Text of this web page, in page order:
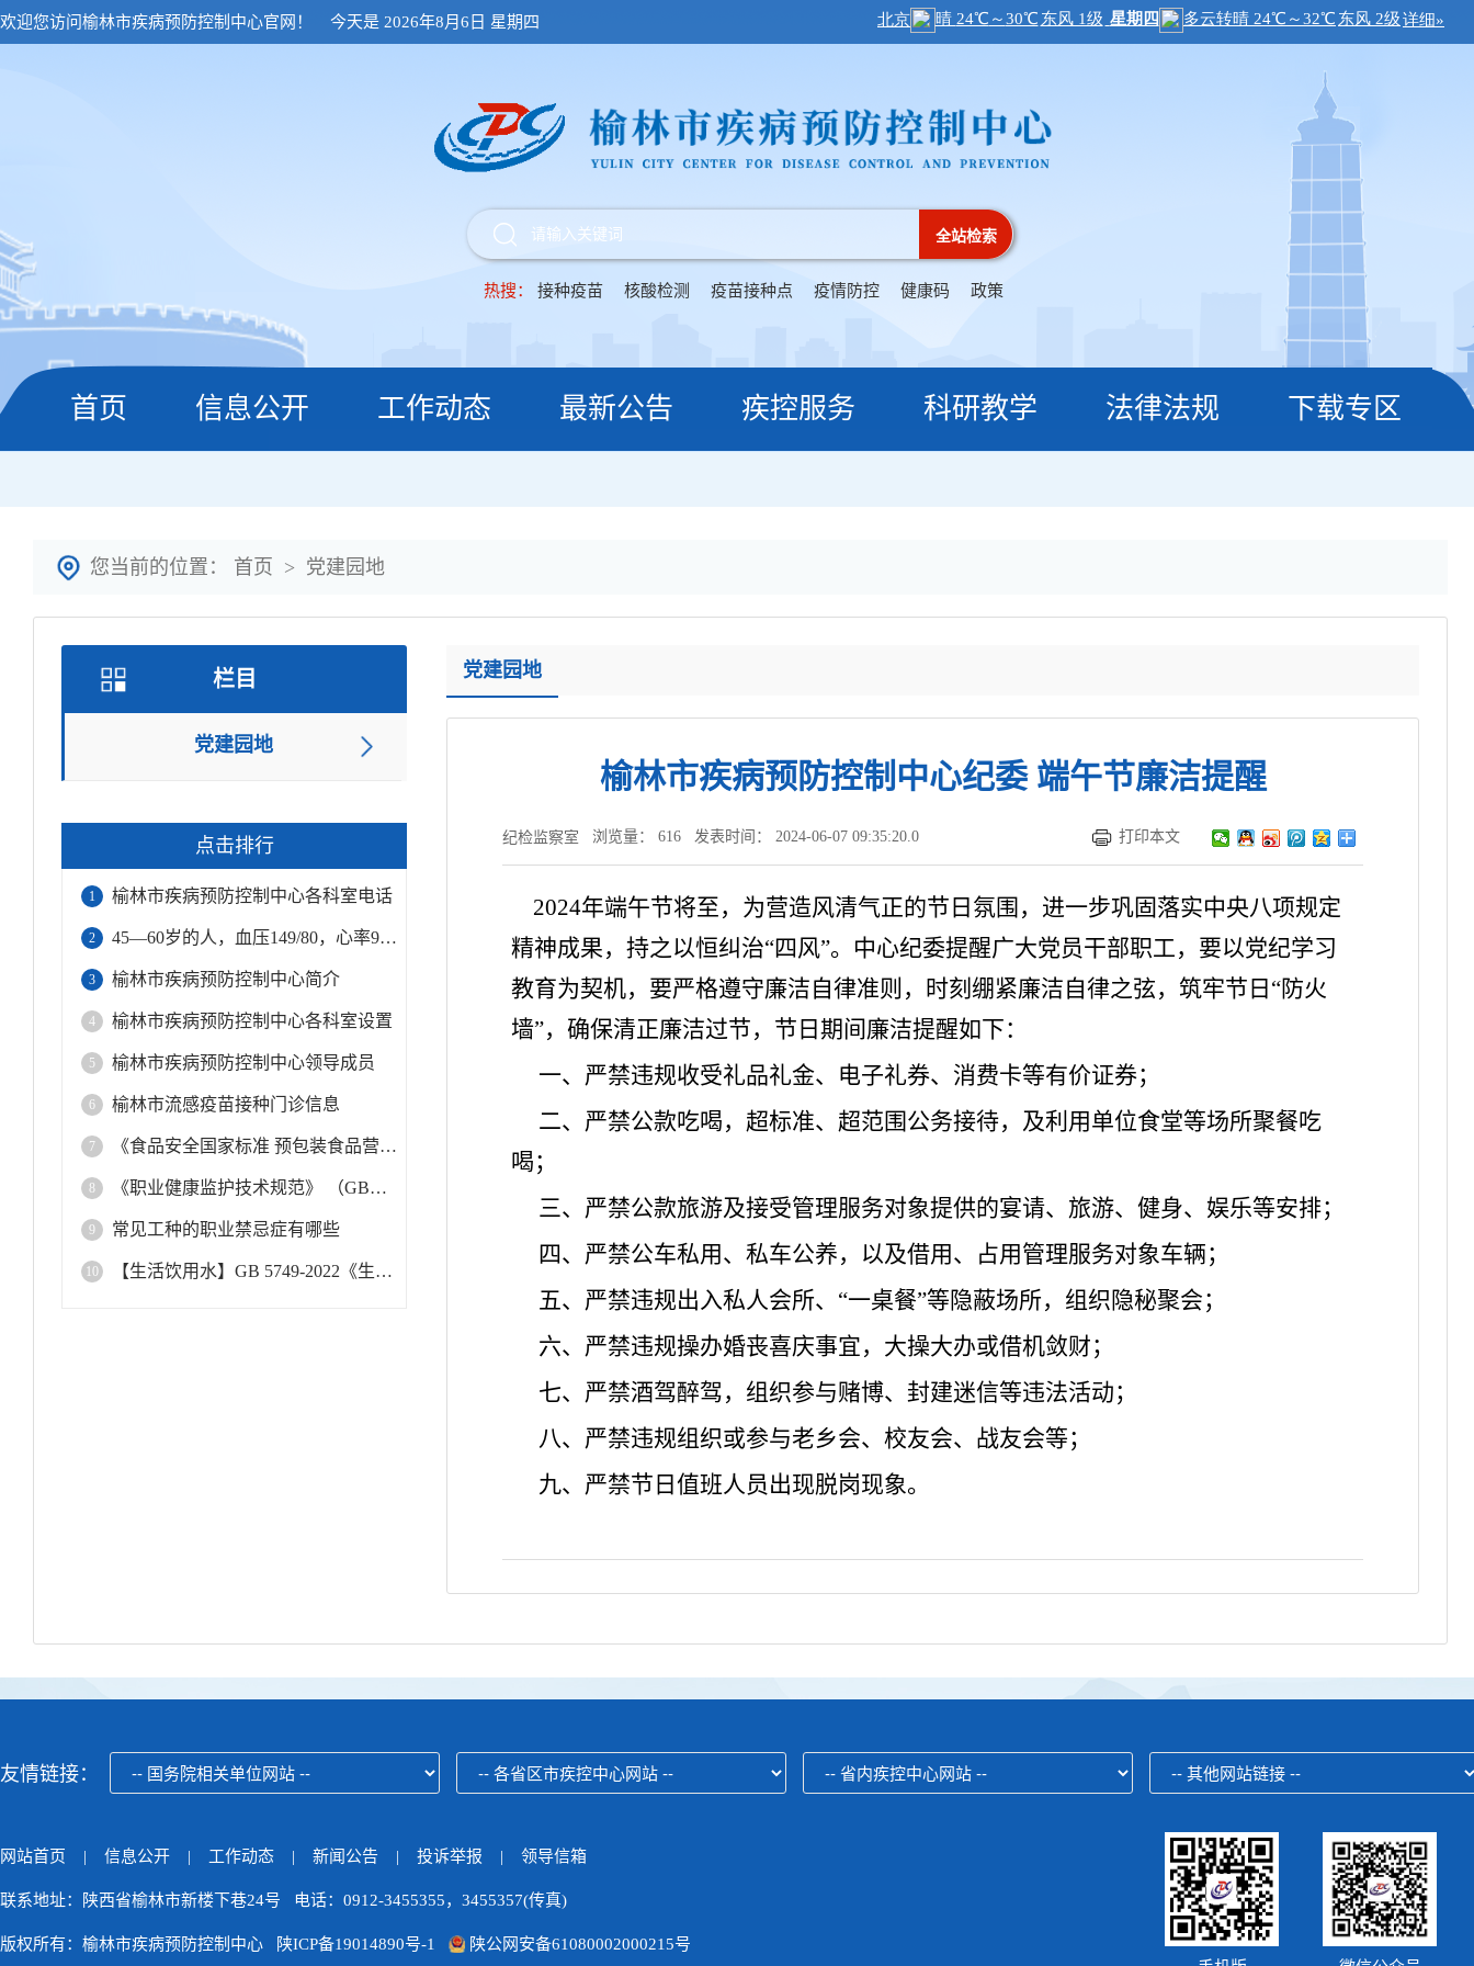
欢迎您访问榆林市疾病预防控制中心官网！ 今天是 2026年8月6日 星期四
全站检索
热搜： 接种疫苗 核酸检测 疫苗接种点 疫情防控 健康码 政策
首页 信息公开 工作动态 最新公告 疾控服务 科研教学 法律法规 下载专区
您当前的位置： 首页 > 党建园地
栏目
党建园地
点击排行
1 榆林市疾病预防控制中心各科室电话
2 45—60岁的人，血压149/80，心率99，正常吗？
3 榆林市疾病预防控制中心简介
4 榆林市疾病预防控制中心各科室设置
5 榆林市疾病预防控制中心领导成员
6 榆林市流感疫苗接种门诊信息
7 《食品安全国家标准 预包装食品营养标签通则》（GB 28050-2025）的重点修订内容解读
8 《职业健康监护技术规范》 （GBZ 188—2025）
9 常见工种的职业禁忌症有哪些
10 【生活饮用水】GB 5749-2022《生活饮用水卫生标准》标准解读！
党建园地
榆林市疾病预防控制中心纪委 端午节廉洁提醒
纪检监察室 浏览量： 616 发表时间： 2024-06-07 09:35:20.0 打印本文
2024年端午节将至，为营造风清气正的节日氛围，进一步巩固落实中央八项规定
精神成果，持之以恒纠治“四风”。中心纪委提醒广大党员干部职工 ，要以党纪学习
教育为契机，要严格遵守廉洁自律准则，时刻绷紧廉洁自律之弦，筑牢节日 “防火
墙”，确保清正廉洁过节， 节日期间廉洁提醒如下：
一、严禁违规收受礼品礼金、电子礼券、消费卡等有价证券；
二、严禁公款吃喝，超标准、超范围公务接待，及利用单位食堂等场所聚餐吃
喝；
三、严禁公款旅游及接受管理服务对象提供的宴请、旅游、健身、娱乐等安排；
四、严禁公车私用、私车公养，以及借用、占用管理服务对象车辆；
五、严禁违规出入私人会所、 “一桌餐”等隐蔽场所，组织隐秘聚会；
六、严禁违规操办婚丧喜庆事宜，大操大办或借机敛财；
七、严禁酒驾醉驾，组织参与赌博、封建迷信等违法活动；
八、严禁违规组织或参与老乡会、校友会、战友会等；
九、严禁节日值班人员出现脱岗现象。
友情链接：
网站首页 | 信息公开 | 工作动态 | 新闻公告 | 投诉举报 | 领导信箱
联系地址：陕西省榆林市新楼下巷24号 电话：0912-3455355，3455357(传真)
版权所有：榆林市疾病预防控制中心 陕ICP备19014890号-1
陕公网安备61080002000215号